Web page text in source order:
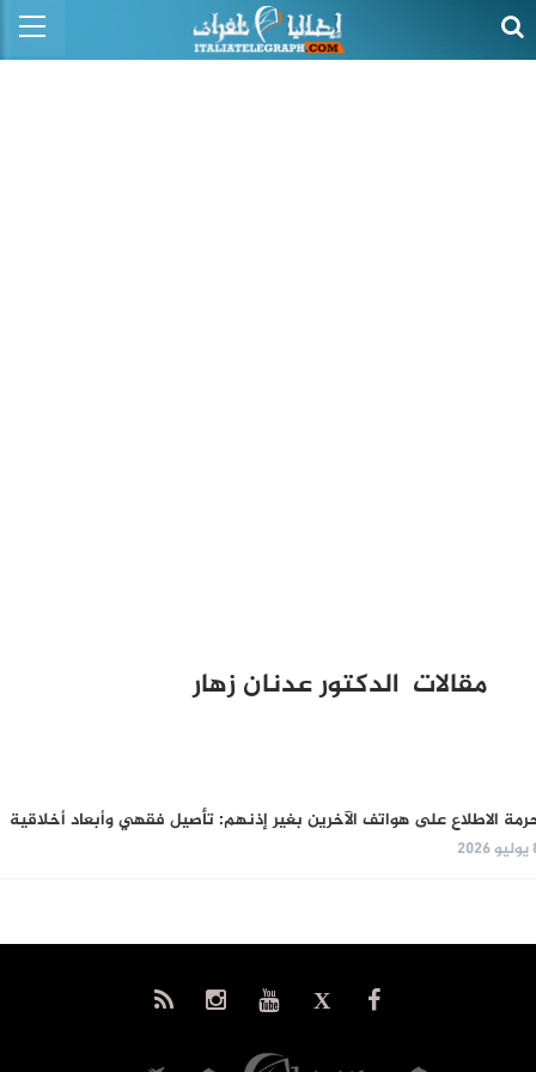
مقالات الدكتور عدنان زهار
الاطلاع على هواتف الآخرين بغير إذنهم: تأصيل فقهي وأبعاد أخلاقية